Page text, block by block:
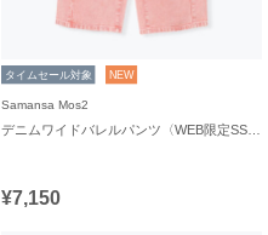
タイムセール対象 NEW
Samansa Mos2
¥7,150